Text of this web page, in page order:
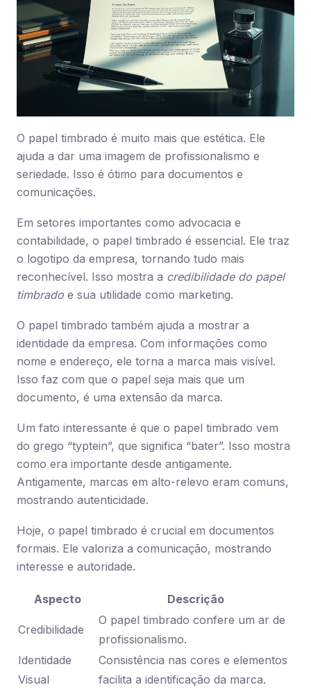
O papel timbrado é muito mais que estética. Ele
ajuda a dar uma imagem de profissionalismo e
seriedade. Isso é ótimo para documentos e
comunicações.
Em setores importantes como advocacia e
contabilidade, o papel timbrado é essencial. Ele traz
o logotipo da empresa, tornando tudo mais
reconhecível. Isso mostra a credibilidade do papel
timbrado e sua utilidade como marketing.
O papel timbrado também ajuda a mostrar a
identidade da empresa. Com informações como
nome e endereço, ele torna a marca mais visível.
Isso faz com que o papel seja mais que um
documento, é uma extensão da marca.
Um fato interessante é que o papel timbrado vem
do grego “typtein”, que significa “bater”. Isso mostra
como era importante desde antigamente.
Antigamente, marcas em alto-relevo eram comuns,
mostrando autenticidade.
Hoje, o papel timbrado é crucial em documentos
formais. Ele valoriza a comunicação, mostrando
interesse e autoridade.
Aspecto Descrição
Credibilidade
O papel timbrado confere um ar de
profissionalismo.
Identidade
Visual
Consistência nas cores e elementos
facilita a identificação da marca.